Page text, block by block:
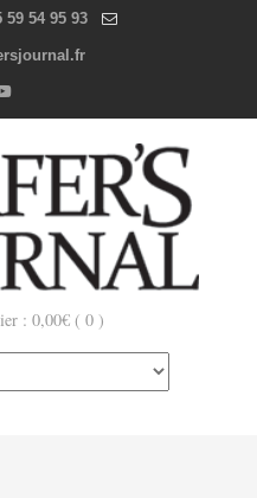
59 54 95 93
: 0,00€ ( 0 )